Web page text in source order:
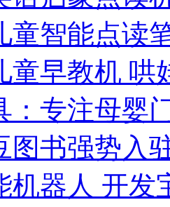
童智能点读
童早教机 哄
：专注母婴
图书强势入
机器人 开发